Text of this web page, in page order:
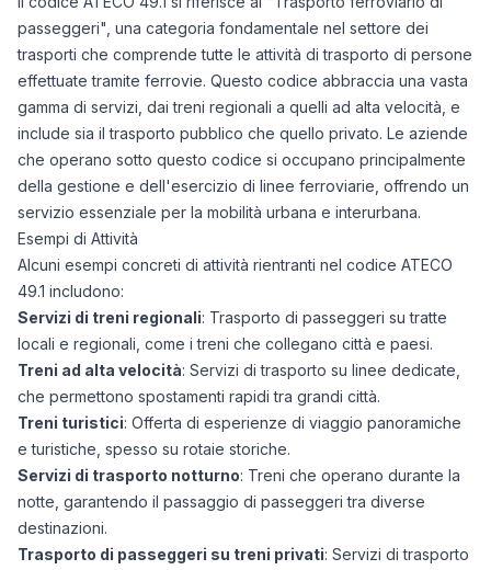
passeggeri", una categoria fondamentale nel settore dei
trasporti che comprende tutte le attività di trasporto di persone
effettuate tramite ferrovie. Questo codice abbraccia una vasta
gamma di servizi, dai treni regionali a quelli ad alta velocità, e
include sia il trasporto pubblico che quello privato. Le aziende
che operano sotto questo codice si occupano principalmente
della gestione e dell'esercizio di linee ferroviarie, offrendo un
servizio essenziale per la mobilità urbana e interurbana.
Esempi di Attività
Alcuni esempi concreti di attività rientranti nel codice ATECO
49.1 includono:
Servizi di treni regionali: Trasporto di passeggeri su tratte
locali e regionali, come i treni che collegano città e paesi.
Treni ad alta velocità: Servizi di trasporto su linee dedicate,
che permettono spostamenti rapidi tra grandi città.
Treni turistici: Offerta di esperienze di viaggio panoramiche
e turistiche, spesso su rotaie storiche.
Servizi di trasporto notturno: Treni che operano durante la
notte, garantendo il passaggio di passeggeri tra diverse
destinazioni.
Trasporto di passeggeri su treni privati: Servizi di trasporto